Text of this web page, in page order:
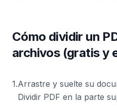
Cómo dividir un
archivos (gratis y
1.Arrastre y suelte su
Dividir PDF en la parte